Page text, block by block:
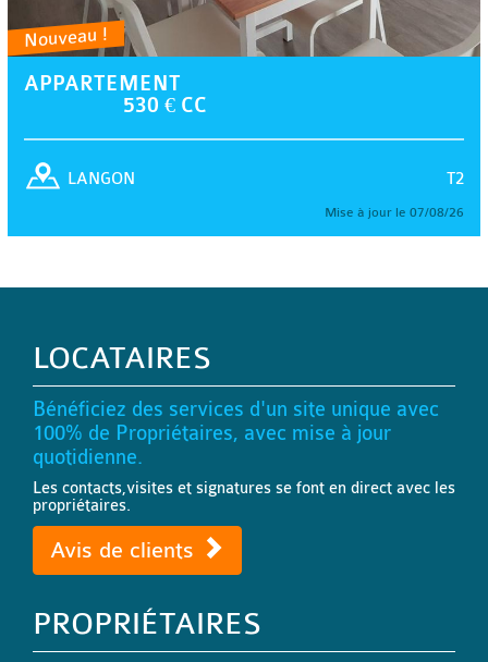
Nouveau !
APPARTEMENT
530 € CC
T2
LANGON
Mise à jour le 07/08/26
LOCATAIRES
Bénéficiez des services d'un site unique avec
100% de Propriétaires, avec mise à jour
quotidienne.
Les contacts,visites et signatures se font en direct avec les
propriétaires.
Avis de clients
PROPRIÉTAIRES